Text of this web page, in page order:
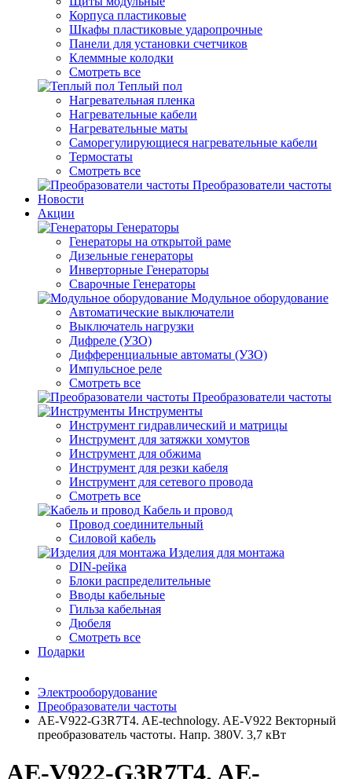
Корпуса пластиковые
Шкафы пластиковые ударопрочные
Панели для установки счетчиков
Клеммные колодки
Смотреть все
Теплый пол
Нагревательная пленка
Нагревательные кабели
Нагревательные маты
Саморегулирующиеся нагревательные кабели
Термостаты
Смотреть все
Преобразователи частоты
Новости
Акции
Генераторы
Генераторы на открытой раме
Дизельные генераторы
Инверторные Генераторы
Сварочные Генераторы
Модульное оборудование
Автоматические выключатели
Выключатель нагрузки
Дифреле (УЗО)
Дифференциальные автоматы (УЗО)
Импульсное реле
Смотреть все
Преобразователи частоты
Инструменты
Инструмент гидравлический и матрицы
Инструмент для затяжки хомутов
Инструмент для обжима
Инструмент для резки кабеля
Инструмент для сетевого провода
Смотреть все
Кабель и провод
Провод соединительный
Силовой кабель
Изделия для монтажа
DIN-рейка
Блоки распределительные
Вводы кабельные
Гильза кабельная
Дюбеля
Смотреть все
Подарки
Электрооборудование
Преобразователи частоты
AE-V922-G3R7T4. AE-technology. AE-V922 Векторный
преобразователь частоты. Напр. 380V. 3,7 кВт
AE-V922-G3R7T4. AE-